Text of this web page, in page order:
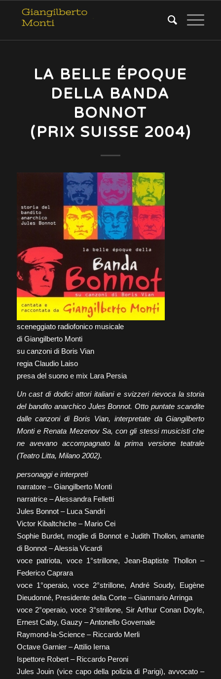
LA BELLE ÉPOQUE
DELLA BANDA
BONNOT
(PRIX SUISSE 2004)
sceneggiato radiofonico musicale
di Giangilberto Monti
su canzoni di Boris Vian
regia Claudio Laiso
presa del suono e mix Lara Persia
Un cast di dodici attori italiani e svizzeri rievoca la storia
del bandito anarchico Jules Bonnot. Otto puntate scandite
dalle canzoni di Boris Vian, interpretate da Giangilberto
Monti e Renata Mezenov Sa, con gli stessi musicisti che
ne avevano accompagnato la prima versione teatrale
(Teatro Litta, Milano 2002).
personaggi e interpreti
narratore – Giangilberto Monti
narratrice – Alessandra Felletti
Jules Bonnot – Luca Sandri
Victor Kibaltchiche – Mario Cei
Sophie Burdet, moglie di Bonnot e Judith Thollon, amante
di Bonnot – Alessia Vicardi
voce patriota, voce 1°strillone, Jean-Baptiste Thollon –
Federico Caprara
voce 1°operaio, voce 2°strillone, André Soudy, Eugène
Dieudonné, Presidente della Corte – Gianmario Arringa
voce 2°operaio, voce 3°strillone, Sir Arthur Conan Doyle,
Ernest Caby, Gauzy – Antonello Governale
Raymond-la-Science – Riccardo Merli
Octave Garnier – Attilio Ierna
Ispettore Robert – Riccardo Peroni
Jules Jouin (vice capo della polizia di Parigi), avvocato –